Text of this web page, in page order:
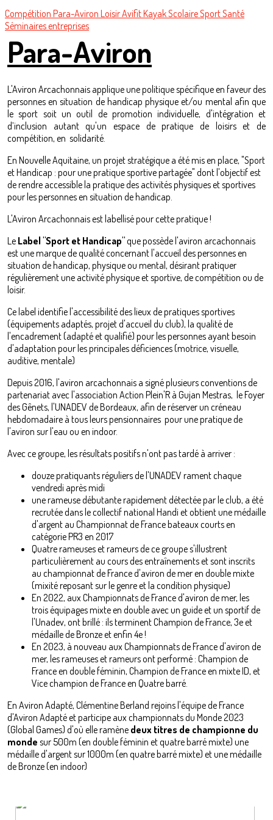
Compétition Para-Aviron LoisirAvifitKayakScolaireSport Santé
Séminaires entreprises
Para-Aviron
L'Aviron Arcachonnais applique une politique spécifique en faveur des
personnes en situation de handicap physique et/ou mental afin que
le sport soit un outil de promotion individuelle, d'intégration et
d’inclusion autant qu'un espace de pratique de loisirs et de
compétition, en solidarité.
En Nouvelle Aquitaine, un projet stratégique a été mis en place, "Sport
et Handicap : pour une pratique sportive partagée" dont l'objectif est
de rendre accessible la pratique des activités physiques et sportives
pour les personnes en situation de handicap.
L'Aviron Arcachonnais est labellisé pour cette pratique !
Le Label "Sport et Handicap"que possède l'aviron arcachonnais
est une marque de qualité concernant l'accueil des personnes en
situation de handicap, physique ou mental, désirant pratiquer
régulièrement une activité physique et sportive, de compétition ou de
loisir.
Ce label identifie l'accessibilité des lieux de pratiques sportives
(équipements adaptés, projet d'accueil du club), la qualité de
l'encadrement (adapté et qualifié) pour les personnes ayant besoin
d'adaptation pour les principales déficiences (motrice, visuelle,
auditive, mentale)
Depuis 2016, l'aviron arcachonnais a signé plusieurs conventions de
partenariat avec l'association Action Plein'R à Gujan Mestras, le Foyer
des Gênets, l'UNADEV de Bordeaux, afin de réserver un créneau
hebdomadaire à tous leurs pensionnaires pour une pratique de
l'aviron sur l'eau ou en indoor.
Avec ce groupe, les résultats positifs n'ont pas tardé à arriver :
douze pratiquants réguliers de l'UNADEV rament chaque
vendredi après midi
une rameuse débutante rapidement détectée par le club, a été
recrutée dans le collectif national Handi et obtient une médaille
d'argent au Championnat de France bateaux courts en
catégorie PR3 en 2017
Quatre rameuses et rameurs de ce groupe s'illustrent
particulièrement au cours des entraînements et sont inscrits
au championnat de France d'aviron de mer en double mixte
(mixité reposant sur le genre et la condition physique)
En 2022, aux Championnats de France d'aviron de mer, les
trois équipages mixte en double avec un guide et un sportif de
l'Unadev, ont brillé : ils terminent Champion de France, 3e et
médaille de Bronze et enfin 4e !
En 2023, à nouveau aux Championnats de France d'aviron de
mer, les rameuses et rameurs ont performé : Champion de
France en double féminin, Champion de France en mixte ID, et
Vice champion de France en Quatre barré.
En Aviron Adapté, Clémentine Berland rejoins l'équipe de France
d'Aviron Adapté et participe aux championnats du Monde 2023
(Global Games) d'où elle ramène deux titres de championne du
monde sur 500m (en double féminin et quatre barré mixte) une
médaille d'argent sur 1000m (en quatre barré mixte) et une médaille
de Bronze (en indoor)